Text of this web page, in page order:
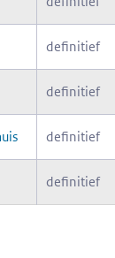
definitief
definitief
definitief
definitief